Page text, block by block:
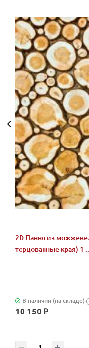
2D Панно из
торцованные края) 1
В наличии (на складе)
10 150 ₽